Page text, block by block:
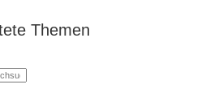
Themen